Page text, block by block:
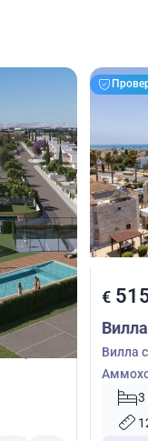
Ларнака,
€
Вилла
Вилла
3